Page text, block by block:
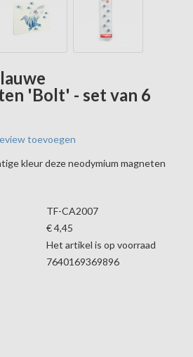
'Bolt' - set van 6
toevoegen
kleur deze neodymium magneten
TF-CA2007
€ 4,45
Het artikel is op voorraad
7640169369896